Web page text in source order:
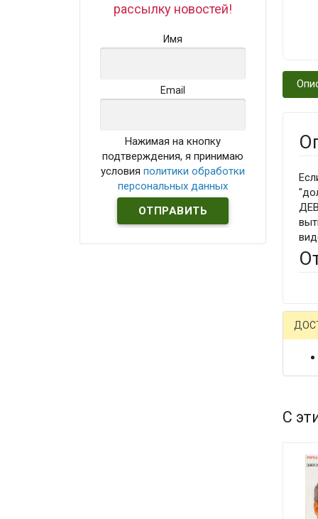
рассылку новостей!
Имя
Email
Нажимая на кнопку
подтверждения, я принимаю
условияполитики обработки
персональных данных
С